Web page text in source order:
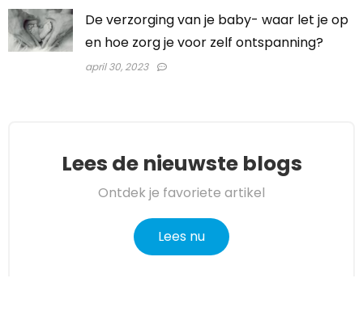
De verzorging van je baby- waar let je op
en hoe zorg je voor zelf ontspanning?
april 30, 2023
Lees de nieuwste blogs
Ontdek je favoriete artikel
Lees nu